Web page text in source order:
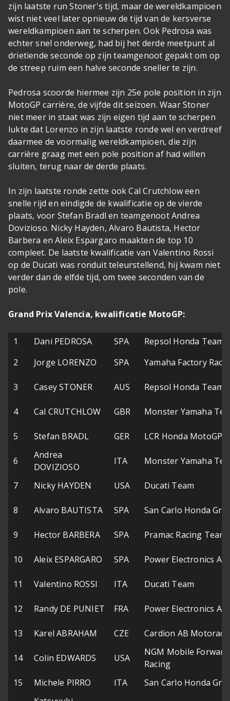
zijn laatste run Stoner's tijd, maar de wereldkampioen
wist niet veel later opnieuw de tijd van de kersverse
wereldkampioen aan te scherpen. Ook Pedrosa was
echter snel onderweg, had bij het derde meetpunt al
drietiende seconde op zijn teamgenoot gepakt om op
de streep ruim een halve seconde sneller te zijn.
Pedrosa scoorde hiermee zijn 25e pole position in zijn
MotoGP carrière, de vijfde dit seizoen. Waar Stoner
niet meer in staat was zijn eigen tijd aan te scherpen
lukte dat Lorenzo in zijn laatste ronde wel en verdreef
daarmee de voormalig wereldkampioen, die zijn
carrière graag met een pole position af had willen
sluiten, terug naar de derde plaats.
In zijn laatste ronde zette ook Cal Crutchlow een
snelle rijd en eindigde de kwalificatie op de vierde
plaats, voor Stefan Bradl en teamgenoot Andrea
Dovizioso. Nicky Hayden, Alvaro Bautista, Hector
Barbera en Aleix Espargaro maakten de top 10
compleet. De laatste kwalificatie van Valentino Rossi
op de Ducati was ronduit teleurstellend, hij kwam niet
verder dan de elfde tijd, om twee seconden van de
pole.
Grand Prix Valencia, kwalificatie MotoGP:
1 Dani PEDROSA SPA
Repsol Honda Team
2
Jorge LORENZO SPA Yamaha Factory
3 Casey STONER AUS Repsol Honda Team
4 Cal CRUTCHLOW GBR Monster Yamaha
5 Stefan BRADL GER LCR Honda MotoGP
6
Andrea
DOVIZIOSO
ITA Monster Yamaha
7 Nicky HAYDEN USA Ducati Team
8 Alvaro BAUTISTA SPA San Carlo Honda
9 Hector BARBERA SPA Pramac Racing Team
10 Aleix ESPARGARO SPA Power Electronics
11 Valentino ROSSI ITA Ducati Team
12 Randy DE PUNIET FRA Power Electronics
13 Karel ABRAHAM CZE Cardion AB
14 Colin EDWARDS USA
NGM Mobile Forward
Racing
15
Michele PIRRO ITA
San Carlo Honda